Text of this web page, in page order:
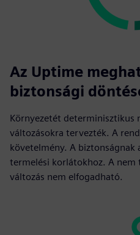
Az Uptime
biztonsági
Környezetét determinisztikus
változásokra tervezték. A
követelmény. A biztonságnak
termelési korlátokhoz. A nem
változás nem elfogadható.